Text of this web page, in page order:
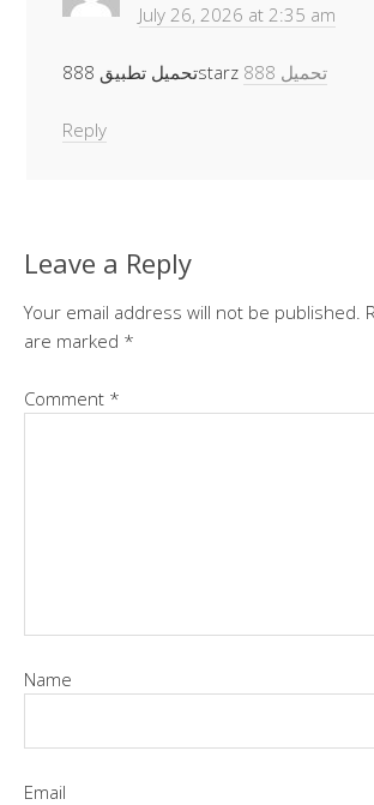
July 26, 2026 at 2:35 am
تحميل تطبيق 888starz 888 تحميل
Reply
Leave a Reply
Your email address will not be published.
are marked *
Comment *
Name
Email